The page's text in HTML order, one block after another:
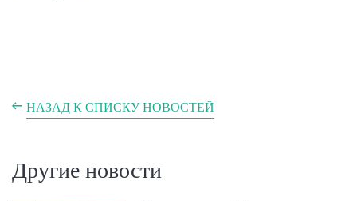
НАЗАД К СПИСКУ НОВОСТЕЙ
Другие новости